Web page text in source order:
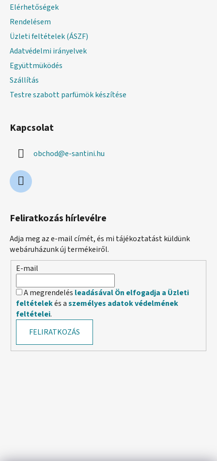
Elérhetőségek
Rendelésem
Üzleti feltételek (ÁSZF)
Adatvédelmi irányelvek
Együttmüködés
Szállítás
Testre szabott parfümök készítése
Kapcsolat
obchod@e-santini.hu
Feliratkozás hírlevélre
Adja meg az e-mail címét, és mi tájékoztatást küldünk
webáruházunk új termékeiről.
E-mail
A megrendelés leadásával Ön elfogadja a Üzleti
feltételekés aszemélyes adatok védelmének
feltételei.
FELIRATKOZÁS